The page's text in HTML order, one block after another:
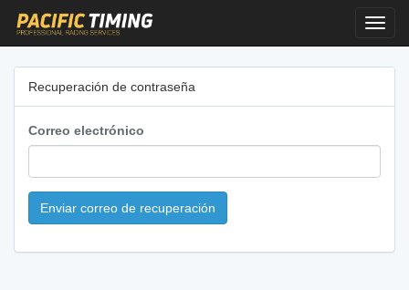
Recuperación de contraseña
Correo electrónico
Enviar correo de recuperación